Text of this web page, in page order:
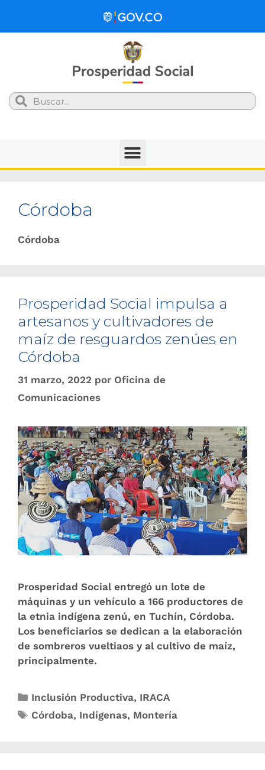
Search
Córdoba
Córdoba
Prosperidad Social impulsa a
artesanos y cultivadores de
maíz de resguardos zenúes en
Córdoba
31 marzo, 2022 por Oficina de
Comunicaciones
Prosperidad Social entregó un lote de
máquinas y un vehículo a 166 productores de
la etnia indígena zenú, en Tuchín, Córdoba.
Los beneficiarios se dedican a la elaboración
de sombreros vueltiaos y al cultivo de maíz,
principalmente.
Inclusión Productiva, IRACA
Córdoba, Indígenas, Montería